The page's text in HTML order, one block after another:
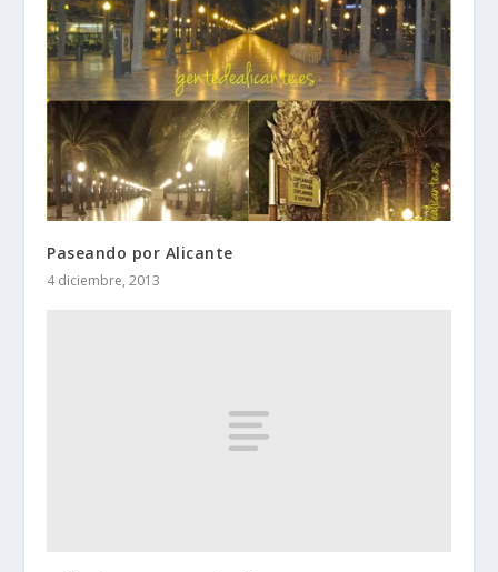
Paseando por Alicante
4 diciembre, 2013